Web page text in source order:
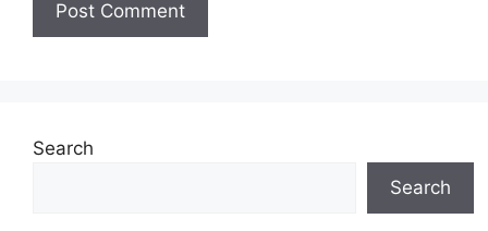
Search
Search